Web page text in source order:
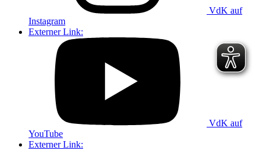
VdK auf
Instagram
Externer Link:
VdK auf
YouTube
Externer Link: